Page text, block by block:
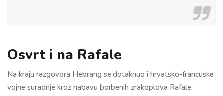
Osvrt i na Rafale
Na kraju razgovora Hebrang se dotaknuo i hrvatsko-francuske
vojne suradnje kroz nabavu borbenih zrakoplova Rafale.